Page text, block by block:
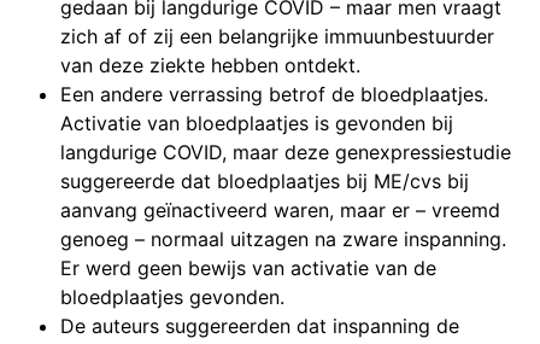
gedaan bij langdurige COVID – maar men vraagt
zich af of zij een belangrijke immuunbestuurder
van deze ziekte hebben ontdekt.
Een andere verrassing betrof de bloedplaatjes.
Activatie van bloedplaatjes is gevonden bij
langdurige COVID, maar deze genexpressiestudie
suggereerde dat bloedplaatjes bij ME/cvs bij
aanvang geïnactiveerd waren, maar er – vreemd
genoeg – normaal uitzagen na zware inspanning.
Er werd geen bewijs van activatie van de
bloedplaatjes gevonden.
De auteurs suggereerden dat inspanning de